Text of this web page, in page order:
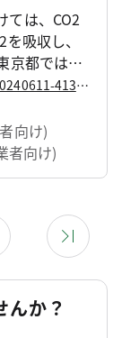
ては、CO2
吸収し、
京都では、
資源を活用
カーボン
系カーボ
します。
https://www.my.metro.tokyo.lg.jp/w/029-20240611-41390116
向け)
者向け)
んか？